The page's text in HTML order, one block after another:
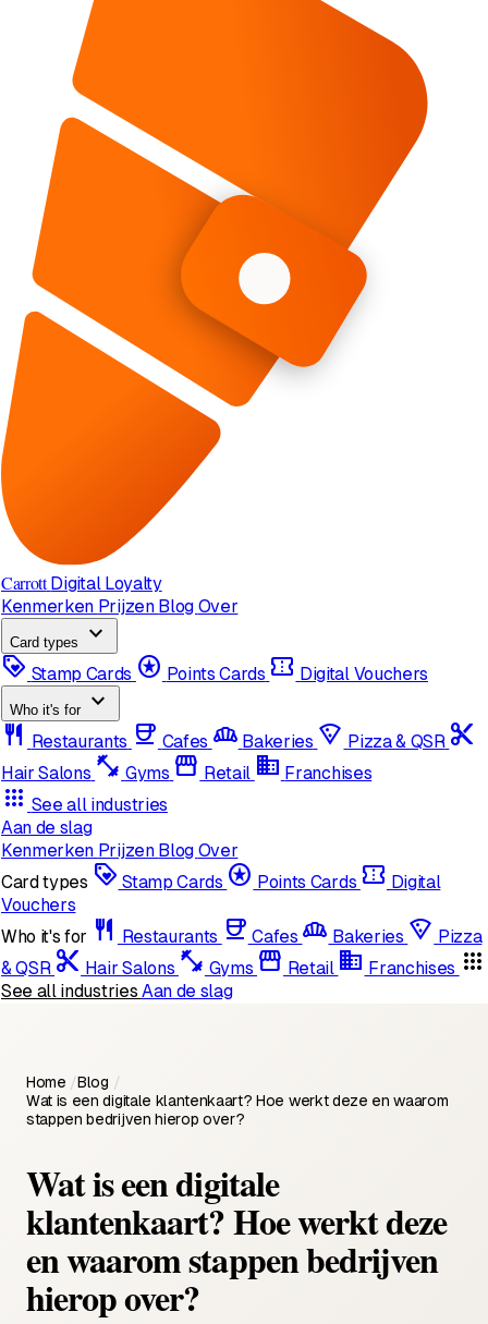
Carrott Digital Loyalty
Kenmerken Prijzen Blog Over
Card types
expand_more
loyalty Stamp Cards stars Points Cards confirmation_number Digital Vouchers
Who it's for expand_more
restaurant Restaurants coffee Cafes bakery_dining Bakeries local_pizza Pizza & QSR content_cut
Hair Salons fitness_center Gyms storefront Retail domain Franchises
apps See all industries
Aan de slag
Kenmerken Prijzen Blog Over
Card types loyalty Stamp Cards stars Points Cards confirmation_number Digital
Vouchers
Who it's for restaurant Restaurants coffee Cafes bakery_dining Bakeries local_pizza Pizza
& QSR content_cut Hair Salons fitness_center Gyms storefront Retail domain Franchises apps
See all industries Aan de slag
Home /Blog /
Wat is een digitale klantenkaart? Hoe werkt deze en waarom
stappen bedrijven hierop over?
Wat is een digitale
klantenkaart? Hoe werkt deze
en waarom stappen bedrijven
hierop over?